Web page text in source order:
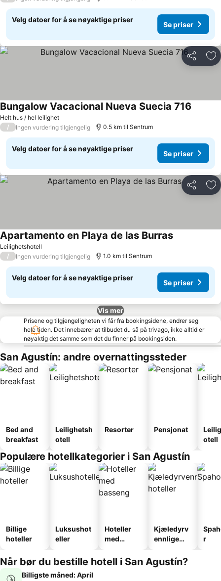
Velg datoer for å se nøyaktige priser
Se priser
Del
Helt hus / hel leilighet
Bungalow Vacacional Nueva Suecia 716
/ Ingen vurdering tilgjengelig 0.5 km til Sentrum
Velg datoer for å se nøyaktige priser
Se priser
Del
Leilighetshotell
Apartamento en Playa de las Burras
/ Ingen vurdering tilgjengelig 1.0 km til Sentrum
Velg datoer for å se nøyaktige priser
Se priser
Vis mer
Prisene og tilgjengeligheten vi får fra bookingsidene, endrer seg
hele tiden. Det innebærer at tilbudet du så på trivago, ikke alltid er
nøyaktig det samme som det du finner på bookingsiden.
San Agustín: andre overnattingssteder
Bed and
breakfast
Leilighetsh
otell
Resorter Pensjonat
otell
Populære hotellkategorier i San Agustín
Billige
hoteller
Luksushot
eller
Hoteller
med
Kjæledyrv
ennlige
r
Når bør du bestille hotell i San Agustín?
Billigste måned: April